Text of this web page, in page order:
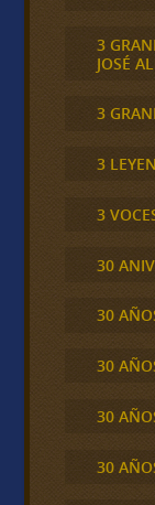
3
JOSÉ
3
3
3
30
30
30
30
30